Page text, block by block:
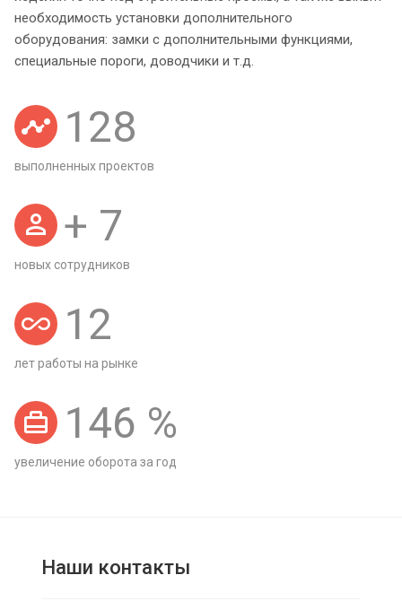
необходимость установки дополнительного
оборудования: замки с дополнительными функциями,
специальные пороги, доводчики и т.д.
128
выполненных проектов
+ 7
новых сотрудников
12
лет работы на рынке
146 %
увеличение оборота за год
Наши контакты